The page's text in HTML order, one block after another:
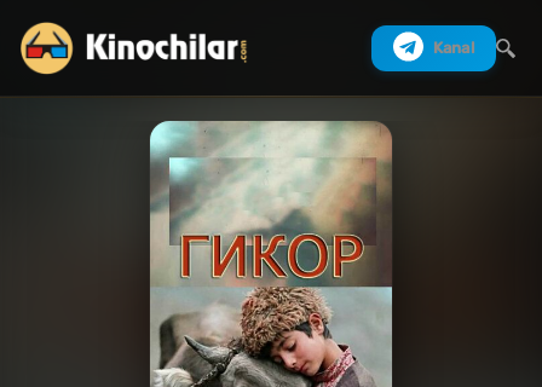
Kanal